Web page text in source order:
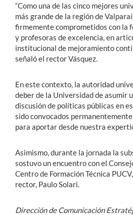
“Como una de las cinco mejores
más grande de la región de
firmemente comprometidos con la
y profesoras de excelencia, en
institucional de mejoramiento
señaló el rector Vásquez.
En este contexto, la autoridad
deber de la Universidad de asumir
discusión de políticas públicas en
sido convocados
para aportar desde nuestra
Asimismo, durante la jornada la
sostuvo un encuentro con el
Centro de Formación Técnica
rector, Paulo Solari.
Dirección de Comunicación